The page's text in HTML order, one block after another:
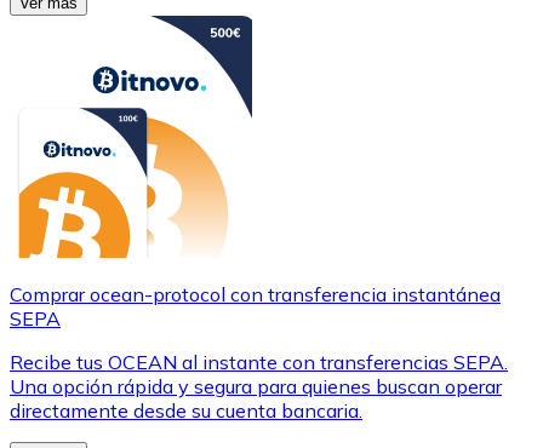
Comprar ocean-protocol con transferencia instantánea
SEPA
Recibe tus OCEAN al instante con transferencias SEPA.
Una opción rápida y segura para quienes buscan operar
directamente desde su cuenta bancaria.